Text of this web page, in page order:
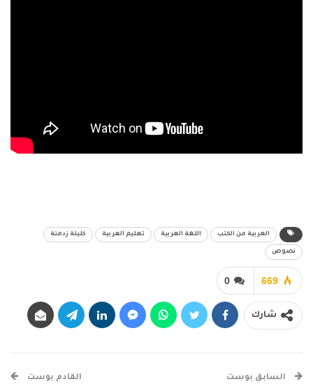
العربية من الكتب اللغة العربية تعليم العربية كليلة زدمنة
نصوص
0 669
شارك
السابق بوست القادم بوست